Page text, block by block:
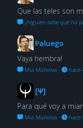
Que las teles son
¿Alguien sabe qué ha
Paluego
Vaya hembra!
Mia Malkova · hace
[Ψ]
Para qué voy a
Mia Malkova · hace